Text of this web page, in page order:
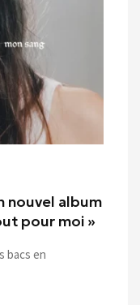
nouvel album
pour moi »
bacs en